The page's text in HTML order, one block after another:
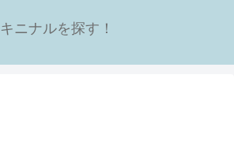
キニナルを探す！